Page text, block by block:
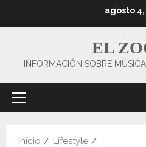
agosto
EL
INFORMACIÓN SOBRE
Menú
Inicio
Lifestyle